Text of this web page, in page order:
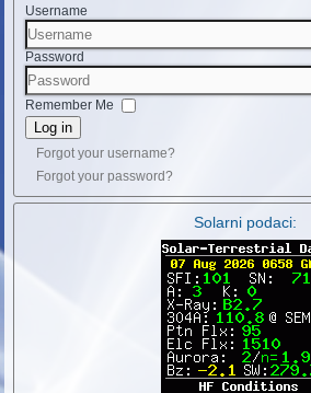
Username
Password
Remember Me
Log in
Forgot your username?
Forgot your password?
Solarni podaci: